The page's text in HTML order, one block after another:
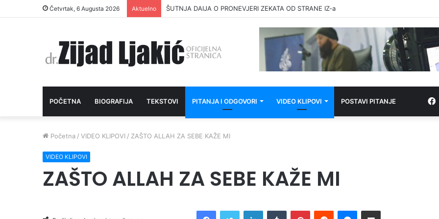
Četvrtak, 6 Augusta 2026 Aktuelno ŠUTNJA DAIJA O PRONEVJERI ZEKATA OD STRANE IZ-a
POČETNA BIOGRAFIJA TEKSTOVI PITANJA I ODGOVORI VIDEO KLIPOVI POSTAVI PITANJE
Početna / VIDEO KLIPOVI / ZAŠTO ALLAH ZA SEBE KAŽE MI
VIDEO KLIPOVI
ZAŠTO ALLAH ZA SEBE KAŽE MI